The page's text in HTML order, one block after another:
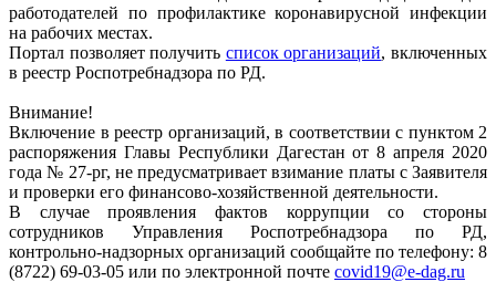
работодателей по профилактике коронавирусной инфекции
на рабочих местах.
Портал позволяет получить список организаций, включенных
в реестр Роспотребнадзора по РД.
Внимание!
Включение в реестр организаций, в соответствии с пунктом 2
распоряжения Главы Республики Дагестан от 8 апреля 2020
года № 27-рг, не предусматривает взимание платы с Заявителя
и проверки его финансово-хозяйственной деятельности.
В случае проявления фактов коррупции со стороны
сотрудников Управления Роспотребнадзора по РД,
контрольно-надзорных организаций сообщайте по телефону: 8
(8722) 69-03-05 или по электронной почте covid19@e-dag.ru